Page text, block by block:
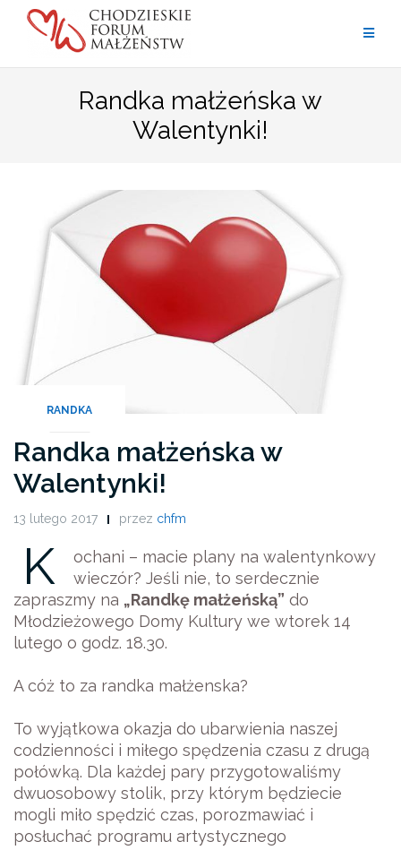
Przejdź
Randka małżeńska w
Walentynki!
RANDKA
Randka małżeńska w
Walentynki!
13 lutego 2017 przez chfm
K
ochani – macie plany na walentynkowy
wieczór? Jeśli nie, to serdecznie
zapraszmy na „Randkę małżeńską” do
Młodzieżowego Domy Kultury we wtorek 14
lutego o godz. 18.30.
A cóż to za randka małżenska?
To wyjątkowa okazja do ubarwienia naszej
codzienności i miłego spędzenia czasu z drugą
połówką. Dla każdej pary przygotowaliśmy
dwuosobowy stolik, przy którym będziecie
mogli miło spędzić czas, porozmawiać i
posłuchać programu artystycznego